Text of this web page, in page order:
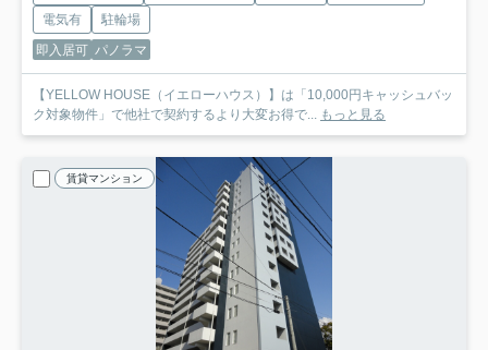
電気有
駐輪場
即入居可 パノラマ
【YELLOW HOUSE（イエローハウス）】は「10,000円キャッシュバッ
ク対象物件」で他社で契約するより大変お得で... もっと見る
賃貸マンション